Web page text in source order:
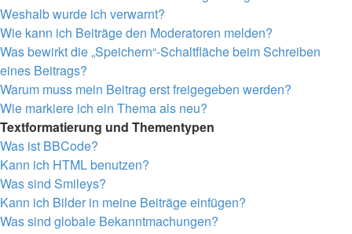
Weshalb wurde ich verwarnt?
Wie kann ich Beiträge den Moderatoren melden?
Was bewirkt die „Speichern“-Schaltfläche beim Schreiben
eines Beitrags?
Warum muss mein Beitrag erst freigegeben werden?
Wie markiere ich ein Thema als neu?
Textformatierung und Thementypen
Was ist BBCode?
Kann ich HTML benutzen?
Was sind Smileys?
Kann ich Bilder in meine Beiträge einfügen?
Was sind globale Bekanntmachungen?